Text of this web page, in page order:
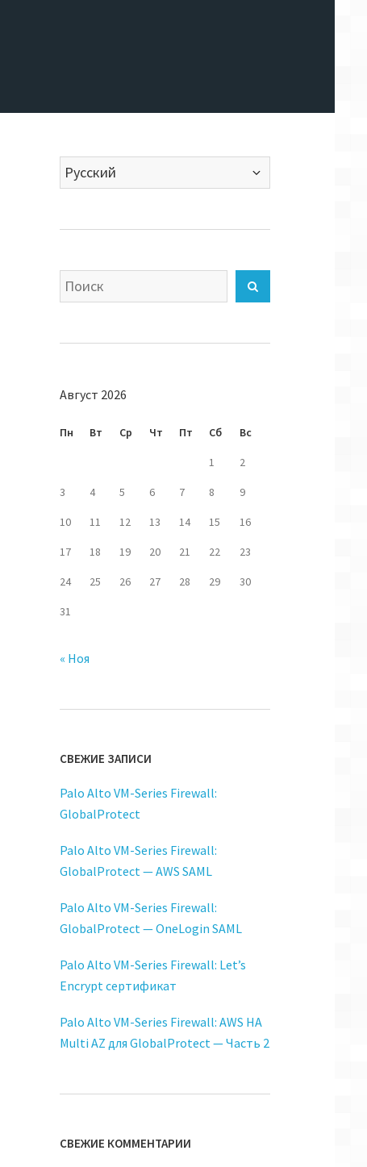
Выбрать
язык
Искать
Август 2026
Пн Вт Ср Чт Пт Сб Вс
1 2
3 4 5 6 7 8 9
10 11 12 13 14 15 16
17 18 19 20 21 22 23
24 25 26 27 28 29 30
31
« Ноя
СВЕЖИЕ ЗАПИСИ
Palo Alto VM-Series Firewall:
GlobalProtect
Palo Alto VM-Series Firewall:
GlobalProtect — AWS SAML
Palo Alto VM-Series Firewall:
GlobalProtect — OneLogin SAML
Palo Alto VM-Series Firewall: Let’s
Encrypt сертификат
Palo Alto VM-Series Firewall: AWS HA
Multi AZ для GlobalProtect — Часть 2
СВЕЖИЕ КОММЕНТАРИИ